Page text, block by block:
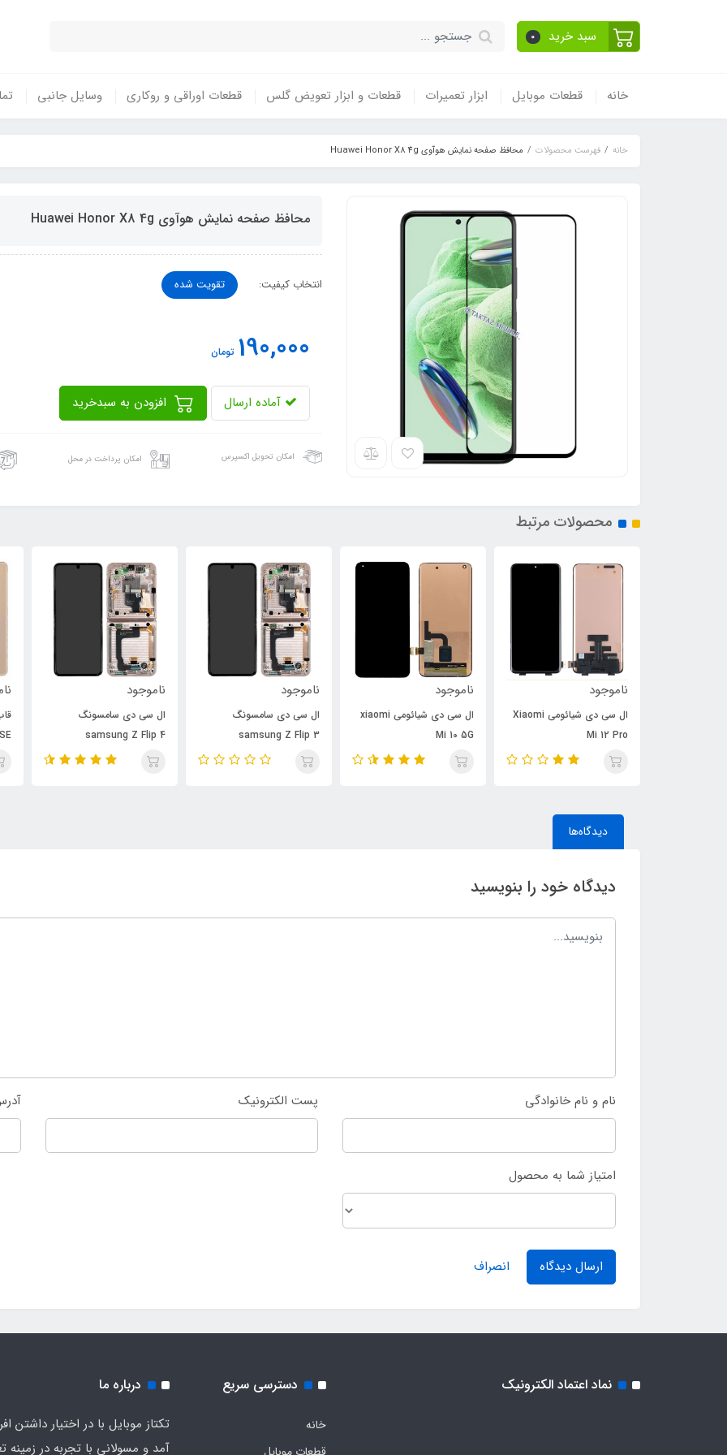
سبد خرید 0
خانه قطعات موبایل ابزار تعمیرات قطعات و ابزار تعویض گلس قطعات اوراقی و روکاری وسایل جانبی
خانه فهرست محصولات محافظ صفحه نمایش هوآوی Huawei Honor X8 4g
محافظ صفحه نمایش هوآوی Huawei Honor X8 4g
انتخاب کیفیت: تقویت شده
190,000 تومان
آماده ارسال
امکان تحویل اکسپرس امکان پرداخت در محل
محصولات مرتبط
ناموجود
ال سی دی شیائومی Xiaomi
Mi 12 Pro
ناموجود
ال سی دی شیائومی xiaomi
Mi 10 5G
ناموجود
ال سی دی سامسونگ
samsung Z Flip 3
ناموجود
ال سی دی سامسونگ
samsung Z Flip 4
دیدگاه‌ها
دیدگاه خود را بنویسید
نام و نام خانوادگی پست الکترونیک
امتیاز شما به محصول
ارسال دیدگاه انصراف
نماد اعتماد الکترونیک دسترسی سریع
خانه
درباره ما
تکتاز موبایل با در اختیار داشتن
آمد و مسولانی با تجربه در زمینه